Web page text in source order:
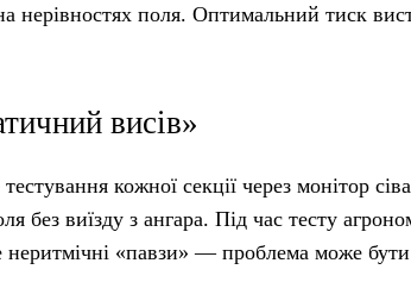
нерівностях поля. Оптимальний тиск
висів»
кожної секції через монітор
без виїзду з ангара. Під час тесту
неритмічні «павзи» — проблема може